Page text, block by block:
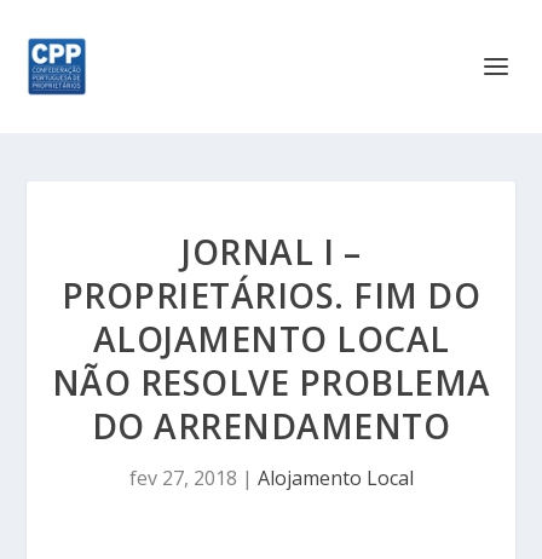
JORNAL I –
PROPRIETÁRIOS. FIM DO
ALOJAMENTO LOCAL
NÃO RESOLVE PROBLEMA
DO ARRENDAMENTO
fev 27, 2018 | Alojamento Local